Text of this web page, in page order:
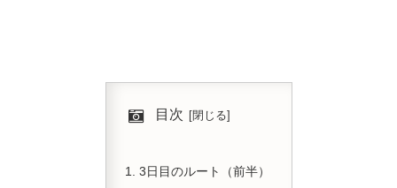
目次
3日目のルート（前半）